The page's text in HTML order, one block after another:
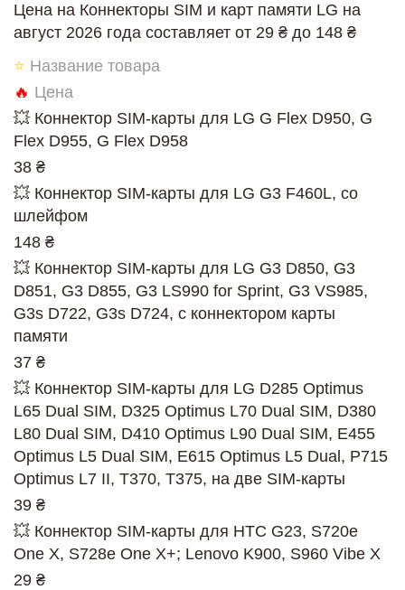
Цена на Коннекторы SIM и карт памяти LG на
август 2026 года составляет от 29 ₴ до 148 ₴
⭐ Название товара
🔥 Цена
💥 Коннектор SIM-карты для LG G Flex D950, G
Flex D955, G Flex D958
38 ₴
💥 Коннектор SIM-карты для LG G3 F460L, со
шлейфом
148 ₴
💥 Коннектор SIM-карты для LG G3 D850, G3
D851, G3 D855, G3 LS990 for Sprint, G3 VS985,
G3s D722, G3s D724, с коннектором карты
памяти
37 ₴
💥 Коннектор SIM-карты для LG D285 Optimus
L65 Dual SIM, D325 Optimus L70 Dual SIM, D380
L80 Dual SIM, D410 Optimus L90 Dual SIM, E455
Optimus L5 Dual SIM, E615 Optimus L5 Dual, P715
Optimus L7 II, T370, T375, на две SIM-карты
39 ₴
💥 Коннектор SIM-карты для HTC G23, S720e
One X, S728e One X+; Lenovo K900, S960 Vibe X
29 ₴